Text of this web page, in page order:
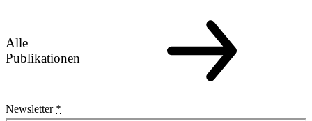
Alle
Publikationen
Newsletter *